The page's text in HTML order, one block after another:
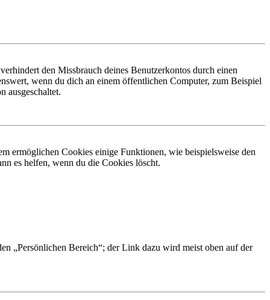
den Missbrauch deines Benutzerkontos durch einen
wenn du dich an einem öffentlichen Computer, zum Beispiel
ausgeschaltet.
ermöglichen Cookies einige Funktionen, wie beispielsweise den
es helfen, wenn du die Cookies löscht.
„Persönlichen Bereich“; der Link dazu wird meist oben auf der